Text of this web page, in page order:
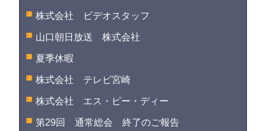
株式会社 ビデオスタッフ
山口朝日放送 株式会社
夏季休暇
株式会社 テレビ宮崎
株式会社 エス・ピー・ディー
第29回 通常総会 終了のご報告